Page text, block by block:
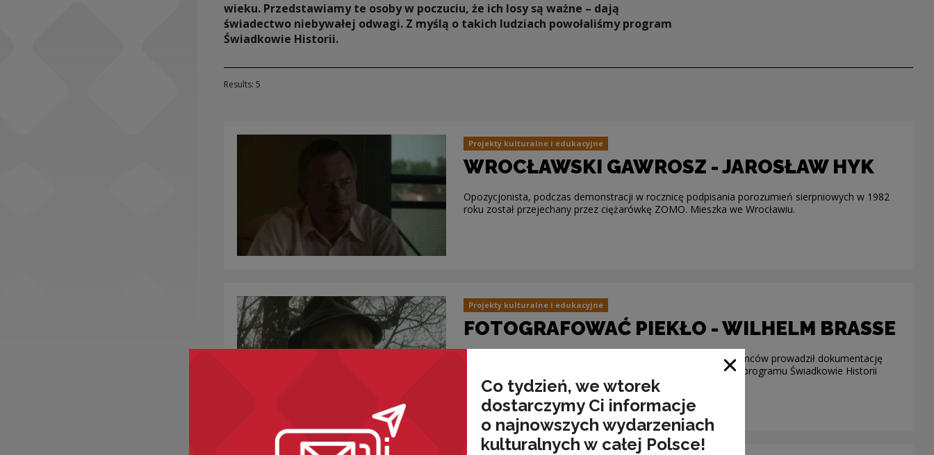
wieku. Przedstawiamy te osoby w poczuciu, że ich losy są ważne – dają
świadectwo niebywałej odwagi. Z myślą o takich ludziach powołaliśmy program
Świadkowie Historii.
Results: 5
Projekty kulturalne i edukacyjne
WROCŁAWSKI GAWROSZ - JAROSŁAW HYK
Opozycjonista, podczas demonstracji w rocznicę podpisania porozumień sierpniowych w 1982
roku został przejechany przez ciężarówkę ZOMO. Mieszka we Wrocławiu.
Projekty kulturalne i edukacyjne
FOTOGRAFOWAĆ PIEKŁO - WILHELM BRASSE
Przedwojenny fotograf, więzień KL Auschwitz - na rozkaz Niemców prowadził dokumentację
fotograficzną życia obozowego. Mieszka w Żywcu. W ramach programu Świadkowie Historii
przygotowane zostały...
Close window
Co tydzień, we wtorek
dostarczymy Ci informacje
o najnowszych wydarzeniach
kulturalnych w całej Polsce!